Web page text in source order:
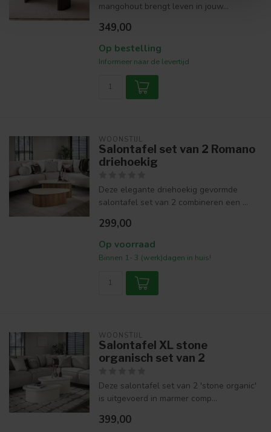
mangohout brengt leven in jouw...
349,00
Op bestelling
Informeer naar de levertijd
WOONSTIJL
Salontafel set van 2 Romano
driehoekig
Deze elegante driehoekig gevormde
salontafel set van 2 combineren een ...
299,00
Op voorraad
Binnen 1- 3 (werk)dagen in huis!
WOONSTIJL
Salontafel XL stone
organisch set van 2
Deze salontafel set van 2 'stone organic'
is uitgevoerd in marmer comp...
399,00